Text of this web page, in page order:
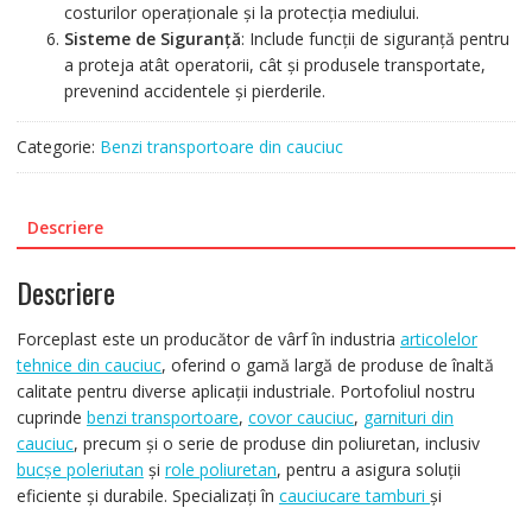
costurilor operaționale și la protecția mediului.
Sisteme de Siguranță: Include funcții de siguranță pentru
a proteja atât operatorii, cât și produsele transportate,
prevenind accidentele și pierderile.
Categorie: Benzi transportoare din cauciuc
Descriere
Descriere
Forceplast este un producător de vârf în industria articolelor
tehnice din cauciuc, oferind o gamă largă de produse de înaltă
calitate pentru diverse aplicații industriale. Portofoliul nostru
cuprinde benzi transportoare, covor cauciuc, garnituri din
cauciuc, precum și o serie de produse din poliuretan, inclusiv
bucșe poleriutan și role poliuretan, pentru a asigura soluții
eficiente și durabile. Specializați în cauciucare tamburi și